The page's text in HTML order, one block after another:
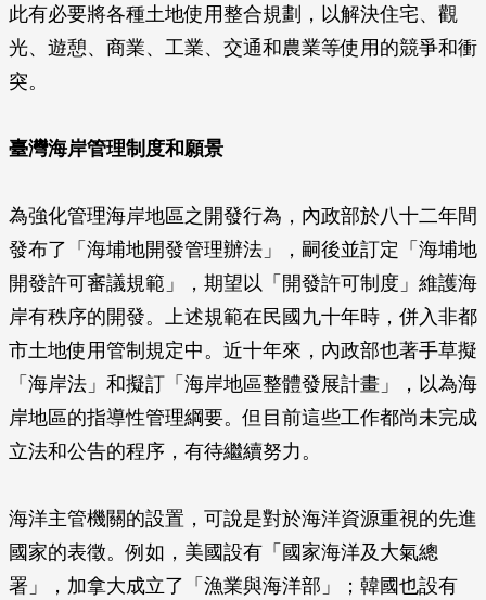
此有必要將各種土地使用整合規劃，以解決住宅、觀
光、遊憩、商業、工業、交通和農業等使用的競爭和衝
突。
臺灣海岸管理制度和願景
為強化管理海岸地區之開發行為，內政部於八十二年間
發布了「海埔地開發管理辦法」，嗣後並訂定「海埔地
開發許可審議規範」，期望以「開發許可制度」維護海
岸有秩序的開發。上述規範在民國九十年時，併入非都
市土地使用管制規定中。近十年來，內政部也著手草擬
「海岸法」和擬訂「海岸地區整體發展計畫」，以為海
岸地區的指導性管理綱要。但目前這些工作都尚未完成
立法和公告的程序，有待繼續努力。
海洋主管機關的設置，可說是對於海洋資源重視的先進
國家的表徵。例如，美國設有「國家海洋及大氣總
署」，加拿大成立了「漁業與海洋部」；韓國也設有